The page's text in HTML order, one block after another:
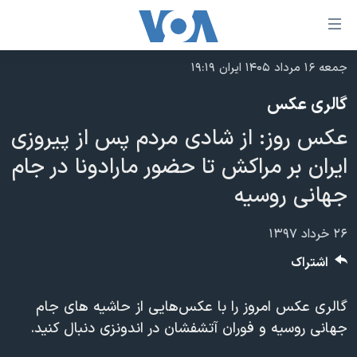
لینکهای
قابل
دسترسی
جهش
محتوای
اصلی
جهش
به
صفحه
جهش
جستجو
نسخه سبک وب‌سایت
موضوع ها
ایران
آمریکا
جهان
ورزشی
ویژه برنامه‌ها
برنامه های تلویزیونی
جدول برنامه ها
صفحه‌های ویژه
جام جهانی ۲۰۲۶
۲۵۰سالگی آمریکا
فرکانس‌های صدای آمریکا
یادگیری زبان انگلیسی
جمعه ۱۶ مرداد ۱۴۰۵ ایران ۱۹:۱۹
گالری عکس
عکس روز: از شادی مردم پس از پیروزی
ایران بر مراکش تا حضور مارادونا در جام
جهانی روسیه
۲۶ خرداد ۱۳۹۷
گالری عکس امروز را با عکس‌هایی از حاشیه های جام
جهانی روسیه و فوران آتشفشان در اندونزی دنبال کنید.
اشتراک